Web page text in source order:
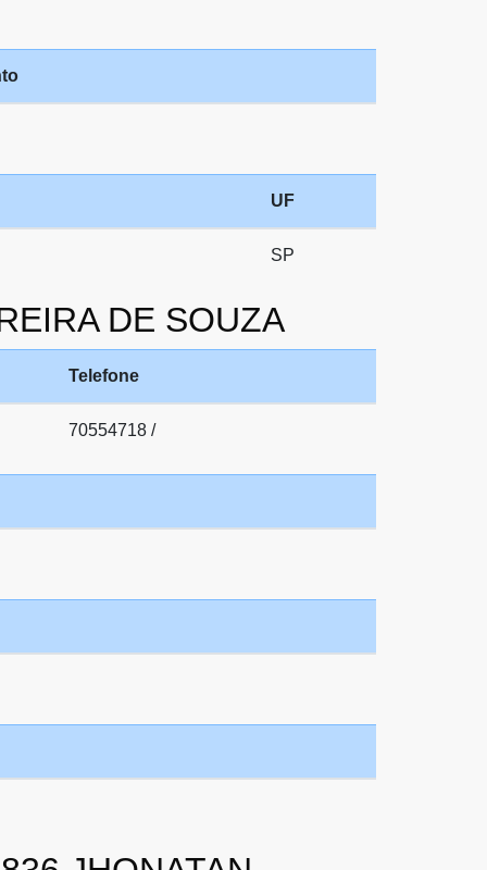
UF
SP
DE SOUZA
Telefone
70554718 /